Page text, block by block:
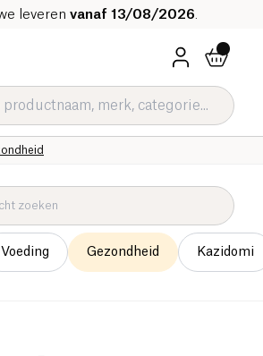
leveren vanaf 13/08/2026
Voeding Gezondheid Kazidomi